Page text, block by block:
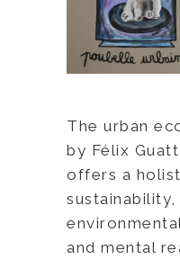
The urban
by Félix
offers a
and mental